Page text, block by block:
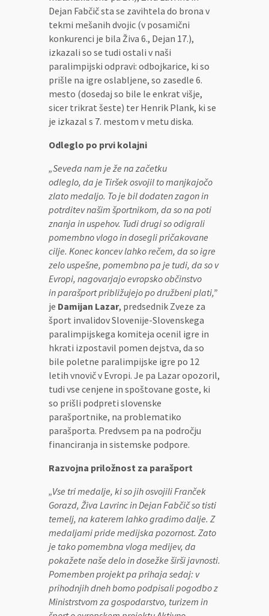
Dejan Fabčič sta se zavihtela do brona v
tekmi mešanih dvojic (v posamični
konkurenci je bila Živa 6., Dejan 17.),
izkazali so se tudi ostali v naši
paralimpijski odpravi: odbojkarice, ki so
prišle na igre oslabljene, so zasedle 6.
mesto (dosedaj so bile le enkrat višje,
sicer trikrat šeste) ter Henrik Plank, ki se
je izkazal s 7. mestom v metu diska.
Odleglo po prvi kolajni
„Seveda nam je že na začetku
odleglo, da je Tiršek osvojil to manjkajočo
zlato medaljo. To je bil dodaten zagon in
potrditev našim športnikom, da so na poti
znanja in uspehov. Tudi drugi so odigrali
pomembno vlogo in dosegli pričakovane
cilje. Konec koncev lahko rečem, da so igre
zelo uspešne, pomembno pa je tudi, da so v
Evropi, nagovarjajo evropsko občinstvo
in parašport približujejo po družbeni plati,”
je Damijan Lazar, predsednik Zveze za
šport invalidov Slovenije-Slovenskega
paralimpijskega komiteja ocenil igre in
hkrati izpostavil pomen dejstva, da so
bile poletne paralimpijske igre po 12
letih vnovič v Evropi. Je pa Lazar opozoril,
tudi vse cenjene in spoštovane goste, ki
so prišli podpreti slovenske
parašportnike, na problematiko
parašporta. Predvsem pa na področju
financiranja in sistemske podpore.
Razvojna priložnost za parašport
„Vse tri medalje, ki so jih osvojili Franček
Gorazd, Živa Lavrinc in Dejan Fabčič so tisti
temelj, na katerem lahko gradimo dalje. Z
medaljami pride medijska pozornost. Zato
je tako pomembna vloga medijev, da
pokažete naše delo in dosežke širši javnosti.
Pomemben projekt pa prihaja sedaj: v
prihodnjih dneh bomo podpisali pogodbo z
Ministrstvom za gospodarstvo, turizem in